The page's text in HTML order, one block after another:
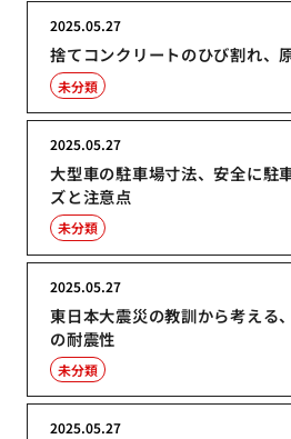
捨てコンクリートのひび割れ、
2025.05.27
未分類
大型車の駐車場寸法、安全に駐
ズと注意点
2025.05.27
未分類
東日本大震災の教訓から考える
の耐震性
2025.05.27
未分類
2025.05.27